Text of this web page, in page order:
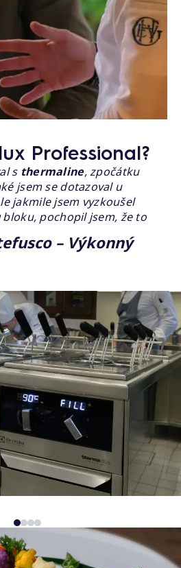
Professional?
s thermaline, zpočátku
jsem se dotazoval u
jakmile jsem vyzkoušel
bloku, pochopil jsem, že to
– Výkonný